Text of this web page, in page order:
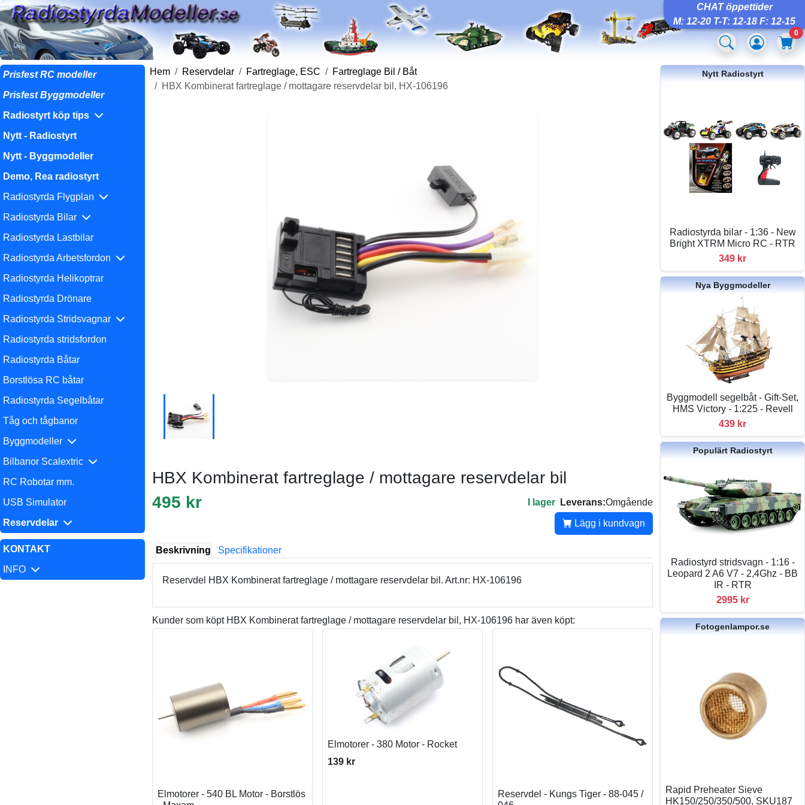
CHAT öppettider
M: 12-20 T-T: 12-18 F: 12-15
0
Prisfest RC modeller
Prisfest Byggmodeller
Radiostyrt köp tips
Nytt - Radiostyrt
Nytt - Byggmodeller
Demo, Rea radiostyrt
Radiostyrda Flygplan
Radiostyrda Bilar
Radiostyrda Lastbilar
Radiostyrda Arbetsfordon
Radiostyrda Helikoptrar
Radiostyrda Drönare
Radiostyrda Stridsvagnar
Radiostyrda stridsfordon
Radiostyrda Båtar
Borstlösa RC båtar
Radiostyrda Segelbåtar
Tåg och tågbanor
Byggmodeller
Bilbanor Scalextric
RC Robotar mm.
USB Simulator
Reservdelar
KONTAKT
INFO
Hem Reservdelar Fartreglage, ESC
Fartreglage Bil / Båt
HBX Kombinerat fartreglage / mottagare reservdelar bil, HX-106196
HBX Kombinerat fartreglage / mottagare reservdelar bil
495 kr
I lager Leverans:Omgående
Lägg i kundvagn
Beskrivning Specifikationer
Reservdel HBX Kombinerat fartreglage / mottagare reservdelar bil. Art.nr: HX-106196
Kunder som köpt HBX Kombinerat fartreglage / mottagare reservdelar bil, HX-106196 har även köpt:
Elmotorer - 540 BL Motor - Borstlös
Elmotorer - 380 Motor - Rocket
139 kr
Reservdel - Kungs Tiger - 88-045 /
Nytt Radiostyrt
Radiostyrda bilar - 1:36 - New
Bright XTRM Micro RC - RTR
349 kr
Nya Byggmodeller
Byggmodell segelbåt - Gift-Set,
HMS Victory - 1:225 - Revell
439 kr
Populärt Radiostyrt
Radiostyrd stridsvagn - 1:16 -
Leopard 2 A6 V7 - 2,4Ghz - BB
IR - RTR
2995 kr
Fotogenlampor.se
Rapid Preheater Sieve
HK150/250/350/500, SKU187